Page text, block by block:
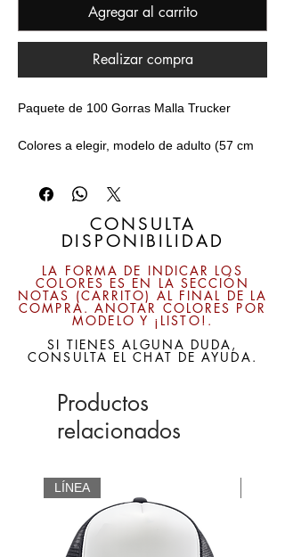
Agregar al carrito
Realizar compra
Paquete de 100 Gorras Malla Trucker
Colores a elegir, modelo de adulto (57 cm
Colores disponibles:
Rojo, verde, azul marino, rosa, amarillo,
gris, negro, café, naranja, fluorescente,
cielo y más de 30 colores y combinaciones
con blanco o especiales.
Corona fusionada
Frente: Bondeado en color liso o con frente
completa (todo el color).
Corona: Cinco Gajos
COLOR.
También manejamos recorte de vinil, cotiza
enviando tu logo.
CONSULTA
DISPONIBILIDAD
LA FORMA DE INDICAR LOS
COLORES ES EN LA SECCIÓN
NOTAS (CARRITO) AL FINAL DE LA
COMPRA. ANOTAR COLORES POR
MODELO Y ¡LISTO!.
SI TIENES ALGUNA DUDA,
CONSULTA EL CHAT DE AYUDA.
Productos
relacionados
LÍNEA